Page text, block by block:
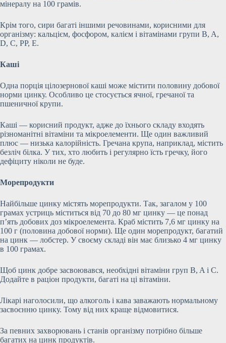
мінералу на 100 грамів.
Крім того, сири багаті іншими речовинами, корисними для
організму: кальцієм, фосфором, калієм і вітамінами групи B, A,
D, C, PP, E.
Каші
Одна порція цілозернової каші може містити половину добової
норми цинку. Особливо це стосується ячної, гречаної та
пшеничної крупи.
Каші — корисний продукт, адже до їхнього складу входять
різноманітні вітаміни та мікроелементи. Ще один важливий
плюс — низька калорійність. Гречана крупа, наприклад, містить
безліч білка. У тих, хто любить і регулярно їсть гречку, його
дефіциту ніколи не буде.
Морепродукти
Найбільше цинку містять морепродукти. Так, загалом у 100
грамах устриць міститься від 70 до 80 мг цинку — це понад
п’ять добових доз мікроелемента. Краб містить 7,6 мг цинку на
100 г (половина добової норми). Ще один морепродукт, багатий
на цинк — лобстер. У своєму складі він має близько 4 мг цинку
в 100 грамах.
Щоб цинк добре засвоювався, необхідні вітаміни груп B, A і C.
Додайте в раціон продукти, багаті на ці вітаміни.
Лікарі наголосили, що алкоголь і кава заважають нормальному
засвоєнню цинку. Тому від них краще відмовитися.
За певних захворювань і станів організму потрібно більше
багатих на цинк продуктів.